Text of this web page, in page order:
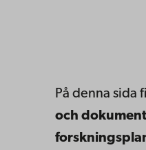
På denna sida
och